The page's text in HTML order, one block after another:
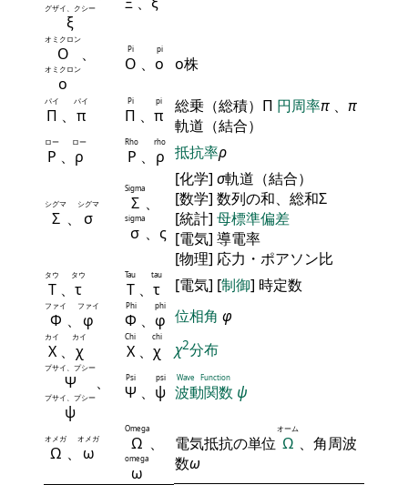
ξ
グザイ、クシー
Ο
オミクロン
、
ο
オミクロン Ο
Pi
、 ο
pi
ο株
Π
パイ
、 π
パイ
Π
Pi
、 π
pi 総乗（総積）Π 円周率π 、 π
軌道（結合）
Ρ
ロー
、 ρ
ロー
Ρ
Rho
、 ρ
rho
抵抗率ρ
Σ
シグマ
、 σ
シグマ Σ
Sigma
、
σ
sigma
、ς
[化学] σ軌道（結合）
[数学] 数列の和、総和Σ
[統計] 母標準偏差
[電気] 導電率
[物理] 応力・ポアソン比
Τ
タウ
、 τ
タウ
Τ
Tau
、 τ
tau
[電気] [制御] 時定数
Φ
ファイ
、 φ
ファイ
Φ
Phi
、 φ
phi
位相角 φ
Χ
カイ
、 χ
カイ
Χ
Chi
、 χ
chi
χ2分布
Ψ
プサイ、プシー
、
ψ
プサイ、プシー Ψ
Psi
、 ψ
psi
波動関数
Wave Function
ψ
Ω
オメガ
、 ω
オメガ Ω
Omega
、
ω
omega
電気抵抗の単位 Ω
オーム
、角周波
数ω